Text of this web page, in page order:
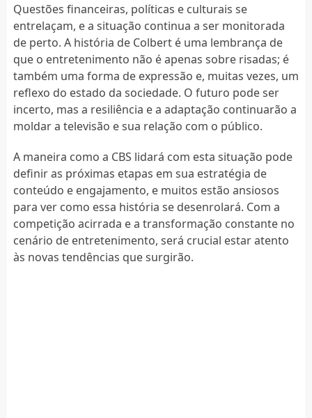
Questões financeiras, políticas e culturais se
entrelaçam, e a situação continua a ser monitorada
de perto. A história de Colbert é uma lembrança de
que o entretenimento não é apenas sobre risadas; é
também uma forma de expressão e, muitas vezes, um
reflexo do estado da sociedade. O futuro pode ser
incerto, mas a resiliência e a adaptação continuarão a
moldar a televisão e sua relação com o público.
A maneira como a CBS lidará com esta situação pode
definir as próximas etapas em sua estratégia de
conteúdo e engajamento, e muitos estão ansiosos
para ver como essa história se desenrolará. Com a
competição acirrada e a transformação constante no
cenário de entretenimento, será crucial estar atento
às novas tendências que surgirão.